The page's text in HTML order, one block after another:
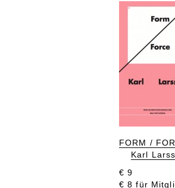
FORM /
Karl
€ 9
€ 8 für